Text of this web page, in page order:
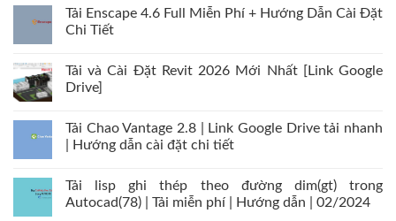
Tải Enscape 4.6 Full Miễn Phí + Hướng Dẫn Cài Đặt
Chi Tiết
Tải và Cài Đặt Revit 2026 Mới Nhất [Link Google
Drive]
Tải Chao Vantage 2.8 | Link Google Drive tải nhanh
| Hướng dẫn cài đặt chi tiết
Tải lisp ghi thép theo đường dim(gt) trong
Autocad(78) | Tải miễn phí | Hướng dẫn | 02/2024